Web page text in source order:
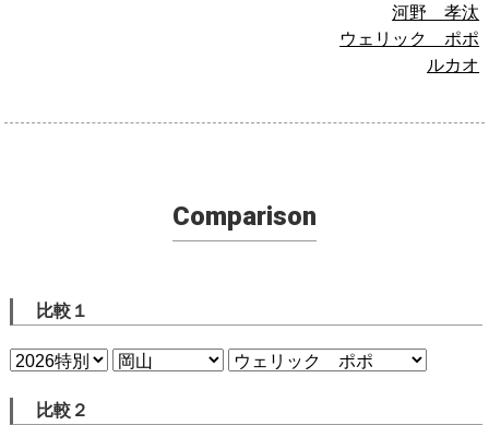
河野 孝汰
ウェリック ポポ
ルカオ
Comparison
比較１
比較２